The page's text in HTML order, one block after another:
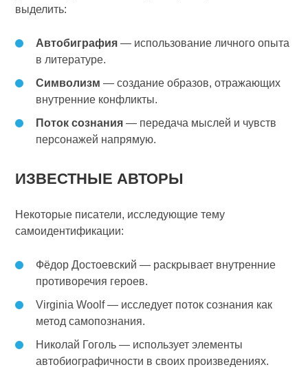
выделить:
Автобиграфия — использование личного опыта
в литературе.
Символизм — создание образов, отражающих
внутренние конфликты.
Поток сознания — передача мыслей и чувств
персонажей напрямую.
ИЗВЕСТНЫЕ АВТОРЫ
Некоторые писатели, исследующие тему
самоидентификации:
Фёдор Достоевский — раскрывает внутренние
противоречия героев.
Virginia Woolf — исследует поток сознания как
метод самопознания.
Николай Гоголь — использует элементы
автобиографичности в своих произведениях.